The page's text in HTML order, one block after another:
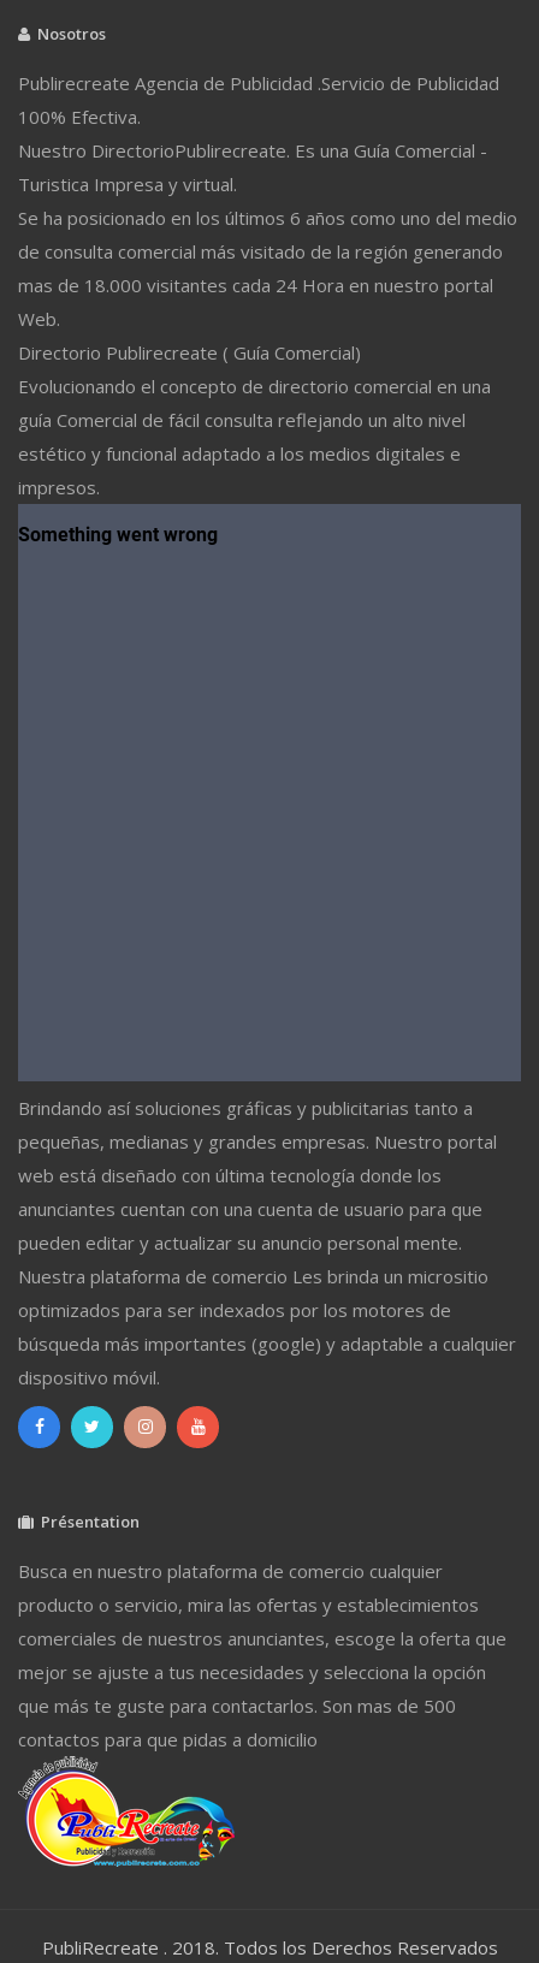
Nosotros
Publirecreate Agencia de Publicidad .Servicio de Publicidad
100% Efectiva.
Nuestro DirectorioPublirecreate. Es una Guía Comercial -
Turistica Impresa y virtual.
Se ha posicionado en los últimos 6 años como uno del medio
de consulta comercial más visitado de la región generando
mas de 18.000 visitantes cada 24 Hora en nuestro portal
Web.
Directorio Publirecreate ( Guía Comercial)
Evolucionando el concepto de directorio comercial en una
guía Comercial de fácil consulta reflejando un alto nivel
estético y funcional adaptado a los medios digitales e
impresos.
Brindando así soluciones gráficas y publicitarias tanto a
pequeñas, medianas y grandes empresas. Nuestro portal
web está diseñado con última tecnología donde los
anunciantes cuentan con una cuenta de usuario para que
pueden editar y actualizar su anuncio personal mente.
Nuestra plataforma de comercio Les brinda un micrositio
optimizados para ser indexados por los motores de
búsqueda más importantes (google) y adaptable a cualquier
dispositivo móvil.
Présentation
Busca en nuestro plataforma de comercio cualquier
producto o servicio, mira las ofertas y establecimientos
comerciales de nuestros anunciantes, escoge la oferta que
mejor se ajuste a tus necesidades y selecciona la opción
que más te guste para contactarlos. Son mas de 500
contactos para que pidas a domicilio
PubliRecreate . 2018. Todos los Derechos Reservados